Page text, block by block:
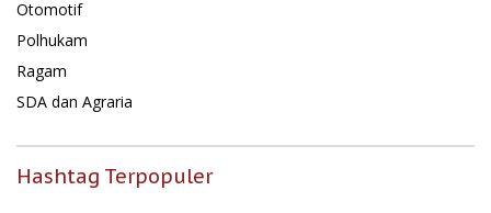
Otomotif
Polhukam
Ragam
SDA dan Agraria
Hashtag Terpopuler